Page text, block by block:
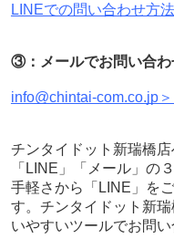
LINEでの問い合わせ方
③：メールでお問い合わ
info@chintai-com.co.jp＞
チンタイドット新瑞橋店
「LINE」「メール」の
手軽さから「LINE」を
す。チンタイドット新
いやすいツールでお問い